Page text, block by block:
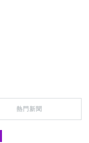
熱門新聞